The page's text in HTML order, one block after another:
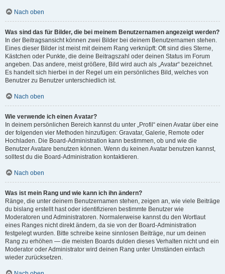
Nach oben
Was sind das für Bilder, die bei meinem Benutzernamen angezeigt werden?
In der Beitragsansicht können zwei Bilder bei deinem Benutzernamen stehen.
Eines dieser Bilder ist meist mit deinem Rang verknüpft: Oft sind dies Sterne,
Kästchen oder Punkte, die deine Beitragszahl oder deinen Status im Forum
angeben. Das andere, meist größere, Bild wird auch als „Avatar“ bezeichnet.
Es handelt sich hierbei in der Regel um ein persönliches Bild, welches von
Benutzer zu Benutzer unterschiedlich ist.
Nach oben
Wie verwende ich einen Avatar?
In deinem persönlichen Bereich kannst du unter „Profil“ einen Avatar über eine
der folgenden vier Methoden hinzufügen: Gravatar, Galerie, Remote oder
Hochladen. Die Board-Administration kann bestimmen, ob und wie die
Benutzer Avatare benutzen können. Wenn du keinen Avatar benutzen kannst,
solltest du die Board-Administration kontaktieren.
Nach oben
Was ist mein Rang und wie kann ich ihn ändern?
Ränge, die unter deinem Benutzernamen stehen, zeigen an, wie viele Beiträge
du bislang erstellt hast oder identifizieren bestimmte Benutzer wie
Moderatoren und Administratoren. Normalerweise kannst du den Wortlaut
eines Ranges nicht direkt ändern, da sie von der Board-Administration
festgelegt wurden. Bitte schreibe keine sinnlosen Beiträge, nur um deinen
Rang zu erhöhen — die meisten Boards dulden dieses Verhalten nicht und ein
Moderator oder Administrator wird deinen Rang unter Umständen einfach
wieder zurücksetzen.